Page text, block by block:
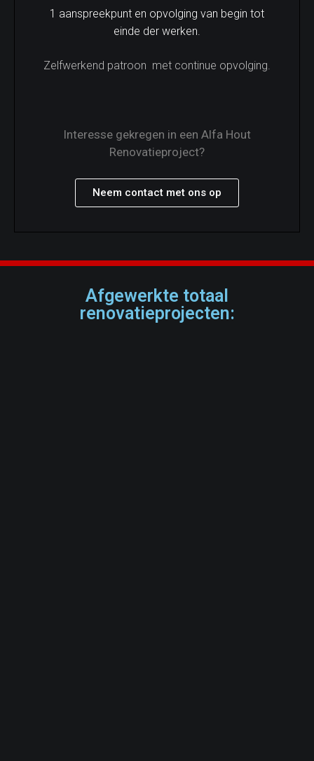
1 aanspreekpunt en opvolging van begin tot
einde der werken.
Zelfwerkend patroon met continue opvolging.
Interesse gekregen in een Alfa Hout
Renovatieproject?
Neem contact met ons op
Afgewerkte totaal
renovatieprojecten: